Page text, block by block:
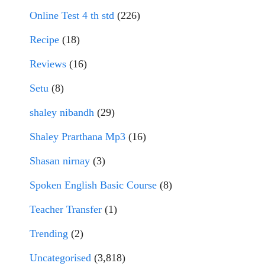
Online Test 4 th std (226)
Recipe (18)
Reviews (16)
Setu (8)
shaley nibandh (29)
Shaley Prarthana Mp3 (16)
Shasan nirnay (3)
Spoken English Basic Course (8)
Teacher Transfer (1)
Trending (2)
Uncategorised (3,818)